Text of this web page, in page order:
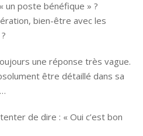
un poste bénéfique » ?
bien-être avec les
une réponse très vague.
être détaillé dans sa
de dire : « Oui c’est bon